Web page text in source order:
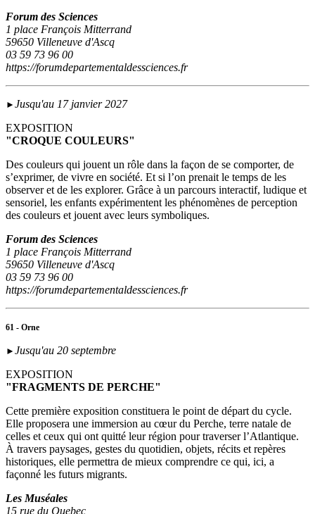
Forum des Sciences
1 place François Mitterrand
59650 Villeneuve d'Ascq
03 59 73 96 00
https://forumdepartementaldessciences.fr
► Jusqu'au 17 janvier 2027
EXPOSITION
"CROQUE COULEURS"
Des couleurs qui jouent un rôle dans la façon de se comporter, de
s’exprimer, de vivre en société. Et si l’on prenait le temps de les
observer et de les explorer. Grâce à un parcours interactif, ludique et
sensoriel, les enfants expérimentent les phénomènes de perception
des couleurs et jouent avec leurs symboliques.
Forum des Sciences
1 place François Mitterrand
59650 Villeneuve d'Ascq
03 59 73 96 00
https://forumdepartementaldessciences.fr
61 - Orne
► Jusqu'au 20 septembre
EXPOSITION
"FRAGMENTS DE PERCHE"
Cette première exposition constituera le point de départ du cycle.
Elle proposera une immersion au cœur du Perche, terre natale de
celles et ceux qui ont quitté leur région pour traverser l’Atlantique.
À travers paysages, gestes du quotidien, objets, récits et repères
historiques, elle permettra de mieux comprendre ce qui, ici, a
façonné les futurs migrants.
Les Muséales
15 rue du Quebec